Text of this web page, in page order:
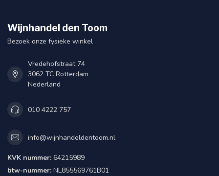
Wijnhandel den Toom
Bezoek onze fysieke winkel
Vredehofstraat 74
3062 TC Rotterdam
Nederland
010 4222 757
info@wijnhandeldentoom.nl
KVK nummer: 64215989
btw-nummer: NL855569761B01